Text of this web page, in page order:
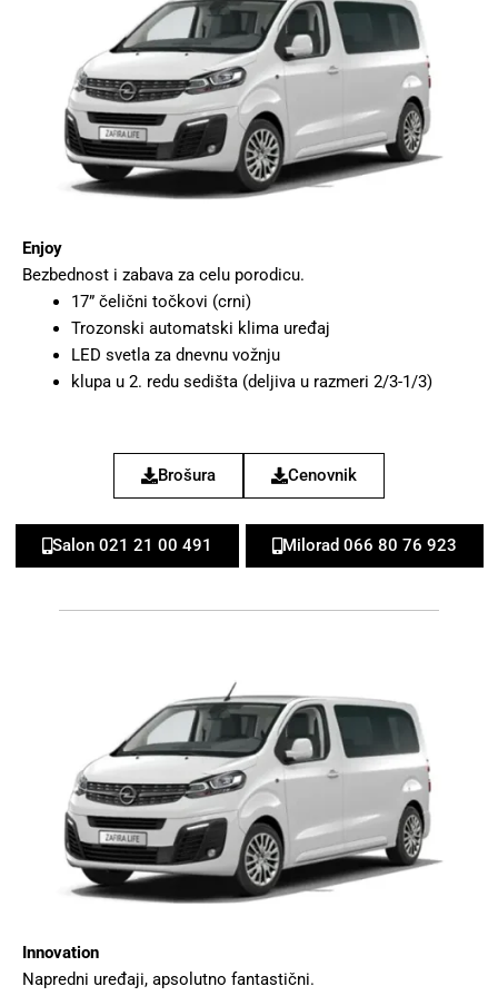
Enjoy
Bezbednost i zabava za celu porodicu.
17” čelični točkovi (crni)
Trozonski automatski klima uređaj
LED svetla za dnevnu vožnju
klupa u 2. redu sedišta (deljiva u razmeri 2/3-1/3)
Brošura Cenovnik
Salon 021 21 00 491 Milorad 066 80 76 923
Innovation
Napredni uređaji, apsolutno fantastični.